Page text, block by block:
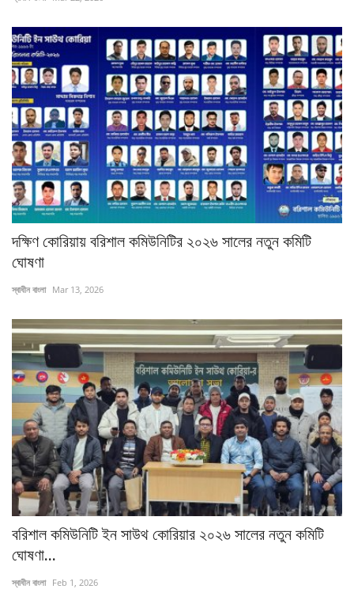
চাকরি
বিনোদন
দেশজুড়ে
Gallery
অন্যান্য
দক্ষিণ কোরিয়ায় বরিশাল কমিউনিটির ২০২৬ সালের নতুন কমিটি
ঘোষণা
স্বাধীন বাংলা Mar 13, 2026
বরিশাল কমিউনিটি ইন সাউথ কোরিয়ার ২০২৬ সালের নতুন কমিটি
ঘোষণা...
স্বাধীন বাংলা Feb 1, 2026